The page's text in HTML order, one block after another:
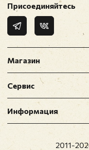
Магазин
Сервис
Информация
Присоединяйтесь
2011-